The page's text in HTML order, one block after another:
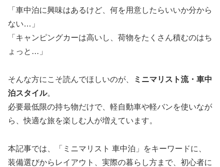
「車中泊に興味はあるけど、何を用意したらいいか分から
ない…」
「キャンピングカーは高いし、荷物をたくさん積むのはち
ょっと…」
そんな方にこそ読んでほしいのが、
ミニマリスト流・車中
泊スタイル。
必要最低限の持ち物だけで、軽自動車や軽バンを使いなが
ら、快適な旅を楽しむ人が増えています。
本記事では、「ミニマリスト 車中泊」をキーワードに、
装備選びからレイアウト、実際の暮らし方まで、初心者に